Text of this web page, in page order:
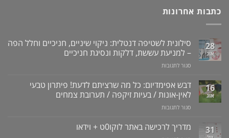
כתבות אחרונות
28
אוג
סילונית לשטיפה דנטלית: ניקוי שיניים, חניכיים וחלל הפה
– למניעת עששת, דלקות ונסיגת חניכיים
סגור לתגובות
לשטיפה
דנטלית:
ניקוי
שיניים,
וחלל
16
אוג
דבש אפימדיום: כל מה שרציתם לדעת! פיתרון טבעי
לאין-אונות / בעיות זיקפה / תערובת צמחים
סגור לתגובות
אפימדיום:
31 מדריך לרכישה באתר לוקו0ט + וידאו